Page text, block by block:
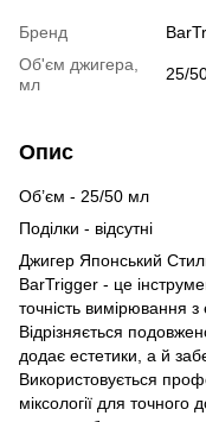
Бренд
Об'єм джигера,
мл
25/
Опис
Об’єм - 25/50 мл
Поділки - відсутні
Джигер Японський
BarTrigger - це
точність вимірювання
Відрізняється
додає естетики, а й
Використовується
міксології для точного